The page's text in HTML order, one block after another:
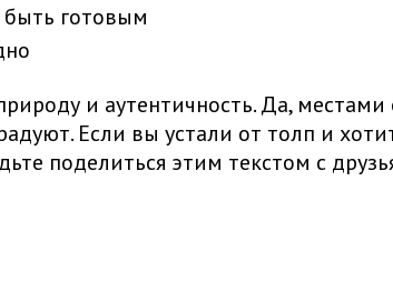
быть готовым
и аутентичность. Да,
Если вы устали от толп и
поделиться этим текстом с